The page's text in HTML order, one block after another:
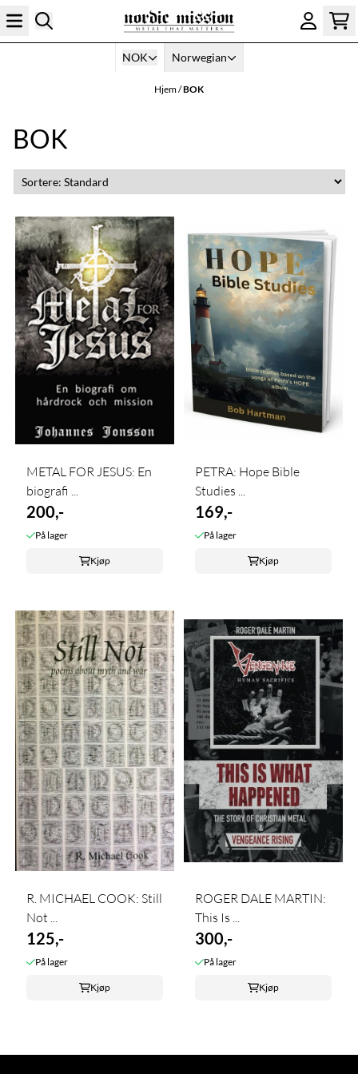
Hopp til innhold
NOK Norwegian
Hjem/BOK
BOK
METAL FOR JESUS: En
biografi ...
200,-
På lager
Kjøp
PETRA: Hope Bible
Studies ...
169,-
På lager
Kjøp
R. MICHAEL COOK: Still
Not ...
125,-
På lager
Kjøp
ROGER DALE MARTIN:
This Is ...
300,-
På lager
Kjøp